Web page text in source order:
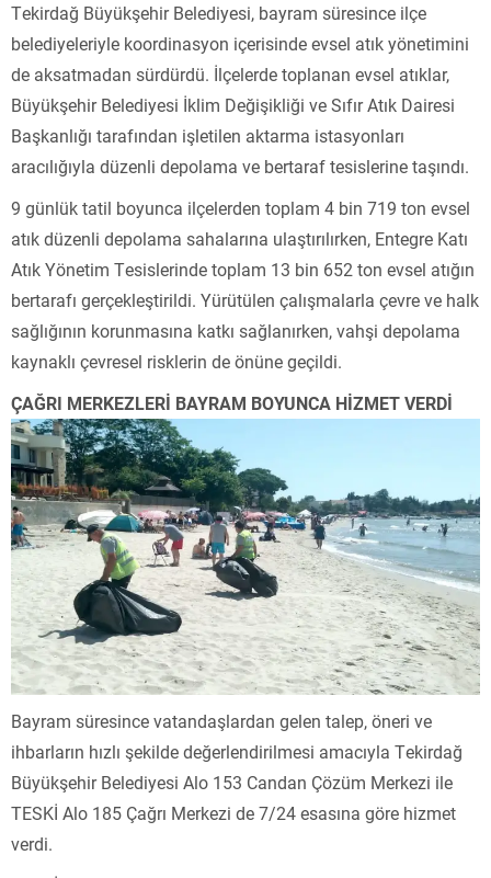
Tekirdağ Büyükşehir Belediyesi, bayram süresince ilçe
belediyeleriyle koordinasyon içerisinde evsel atık yönetimini
de aksatmadan sürdürdü. İlçelerde toplanan evsel atıklar,
Büyükşehir Belediyesi İklim Değişikliği ve Sıfır Atık Dairesi
Başkanlığı tarafından işletilen aktarma istasyonları
aracılığıyla düzenli depolama ve bertaraf tesislerine taşındı.
9 günlük tatil boyunca ilçelerden toplam 4 bin 719 ton evsel
atık düzenli depolama sahalarına ulaştırılırken, Entegre Katı
Atık Yönetim Tesislerinde toplam 13 bin 652 ton evsel atığın
bertarafı gerçekleştirildi. Yürütülen çalışmalarla çevre ve halk
sağlığının korunmasına katkı sağlanırken, vahşi depolama
kaynaklı çevresel risklerin de önüne geçildi.
ÇAĞRI MERKEZLERİ BAYRAM BOYUNCA HİZMET VERDİ
Bayram süresince vatandaşlardan gelen talep, öneri ve
ihbarların hızlı şekilde değerlendirilmesi amacıyla Tekirdağ
Büyükşehir Belediyesi Alo 153 Candan Çözüm Merkezi ile
TESKİ Alo 185 Çağrı Merkezi de 7/24 esasına göre hizmet
verdi.